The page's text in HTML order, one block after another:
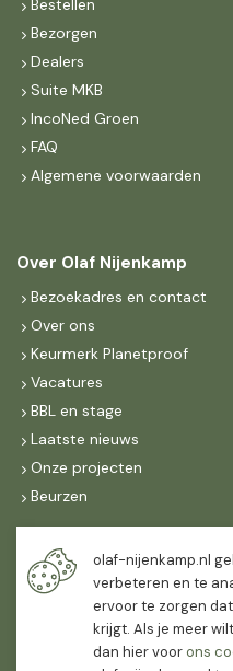
Bestellen
Bezorgen
Dealers
Suite MKB
IncoNed Groen
FAQ
Algemene voorwaarden
Over Olaf Nijenkamp
Bezoekadres en contact
Over ons
Keurmerk Planetproof
Vacatures
BBL en stage
Laatste nieuws
Onze projecten
Beurzen
Maandag t/m vrijdag
07:30-
16:30
12:00
olaf-nijenkamp.nl
verbeteren en te
ervoor te zorgen
krijgt. Als je meer
dan hier voorons